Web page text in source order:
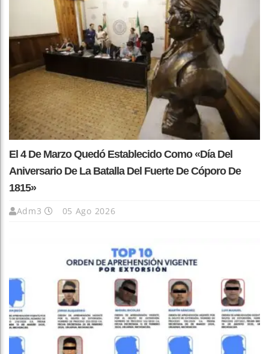
El 4 De Marzo Quedó Establecido Como «Día Del
Aniversario De La Batalla Del Fuerte De Cóporo De
1815»
Adm3 05 Ago 2026